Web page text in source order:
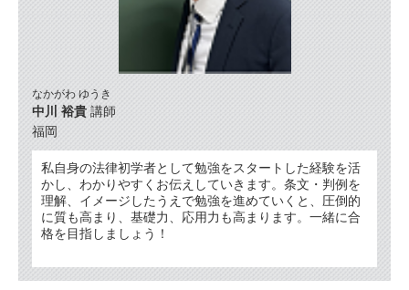
なかがわ ゆうき
中川 裕貴 講師
福岡
私自身の法律初学者として勉強をスタートした経験を活
かし、わかりやすくお伝えしていきます。条文・判例を
理解、イメージしたうえで勉強を進めていくと、圧倒的
に質も高まり、基礎力、応用力も高まります。一緒に合
格を目指しましょう！